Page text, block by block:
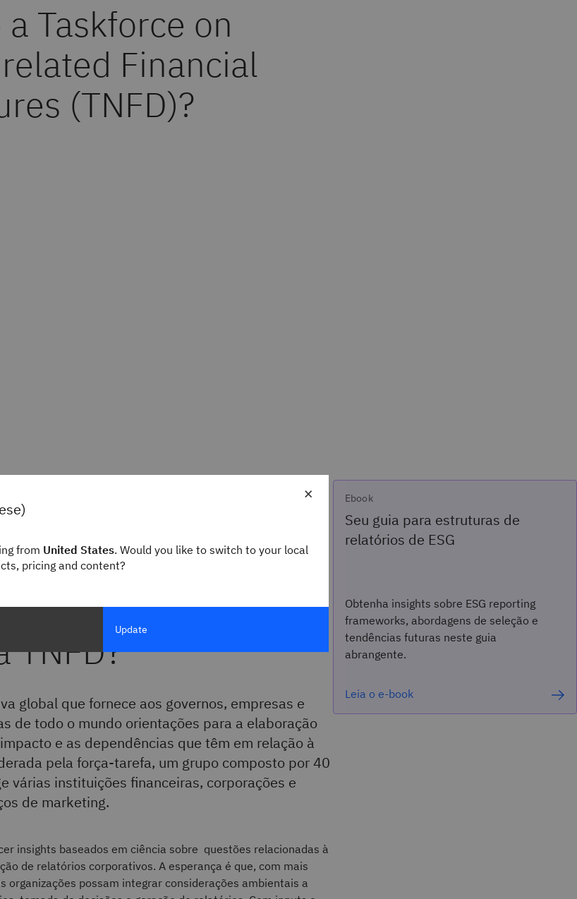
a Taskforce on
Financial
(TNFD)?
Alexandra Jonker
TNFD?
global que fornece aos governos, empresas e
de todo o mundo orientações para a elaboração
e as dependências que têm em relação à
pela força-tarefa, um grupo composto por 40
várias instituições financeiras, corporações e
de marketing.
insights baseados em ciência sobre questões relacionadas à
de relatórios corporativos. A esperança é que, com mais
organizações possam integrar considerações ambientais a
Ebook
Seu guia para estruturas de
relatórios de ESG
Obtenha insights sobre ESG reporting
frameworks, abordagens de seleção e
tendências futuras neste guia
abrangente.
Leia o e-book
×
from United States. Would you like to switch to your local
pricing and content?
Update